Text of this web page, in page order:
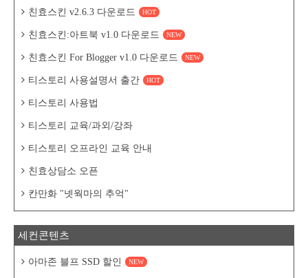
친효스킨 v2.6.3 다운로드 HOT
친효스킨:아트북 v1.0 다운로드 NEW
친효스킨 For Blogger v1.0 다운로드 NEW
티스토리 사용설명서 출간 HOT
티스토리 사용법
티스토리 교육/과외/강좌
티스토리 오프라인 교육 안내
친효상담소 오픈
칸만화 "넷웍마의 추억"
세컨콘텐츠
아마존 블프 SSD 할인 NEW